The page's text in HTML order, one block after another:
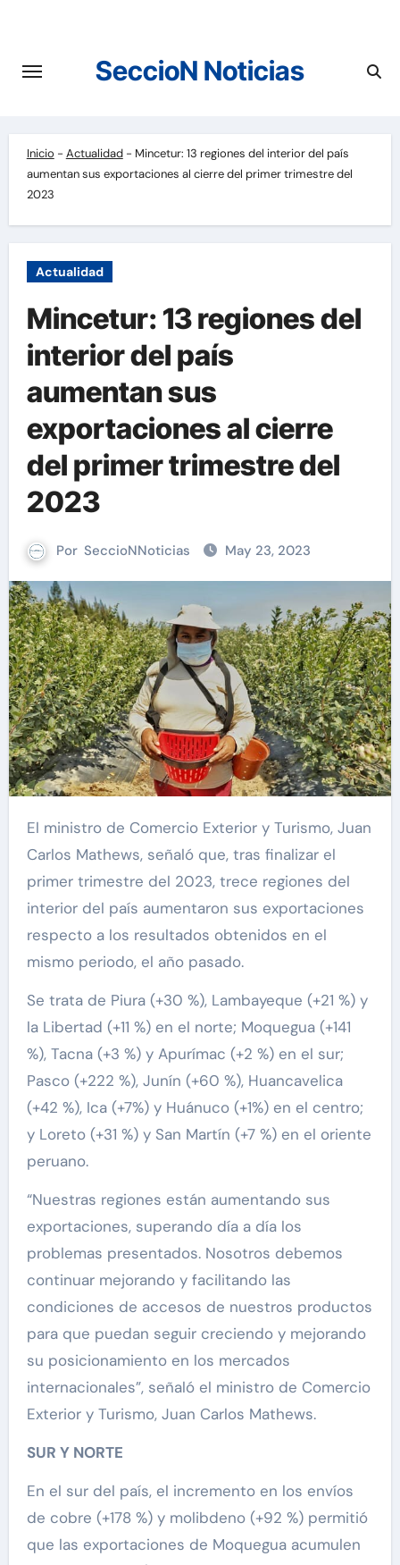
contenido
SeccioN Noticias
Inicio - Actualidad- Mincetur: 13 regiones del interior del país
aumentan sus exportaciones al cierre del primer trimestre del
2023
Actualidad
Mincetur: 13 regiones del
interior del país
aumentan sus
exportaciones al cierre
del primer trimestre del
2023
Por SeccioNNoticias May 23, 2023
El ministro de Comercio Exterior y Turismo, Juan
Carlos Mathews, señaló que, tras finalizar el
primer trimestre del 2023, trece regiones del
interior del país aumentaron sus exportaciones
respecto a los resultados obtenidos en el
mismo periodo, el año pasado.
Se trata de Piura (+30 %), Lambayeque (+21 %) y
la Libertad (+11 %) en el norte; Moquegua (+141
%), Tacna (+3 %) y Apurímac (+2 %) en el sur;
Pasco (+222 %), Junín (+60 %), Huancavelica
(+42 %), Ica (+7%) y Huánuco (+1%) en el centro;
y Loreto (+31 %) y San Martín (+7 %) en el oriente
peruano.
“Nuestras regiones están aumentando sus
exportaciones, superando día a día los
problemas presentados. Nosotros debemos
continuar mejorando y facilitando las
condiciones de accesos de nuestros productos
para que puedan seguir creciendo y mejorando
su posicionamiento en los mercados
internacionales”, señaló el ministro de Comercio
Exterior y Turismo, Juan Carlos Mathews.
SUR Y NORTE
En el sur del país, el incremento en los envíos
de cobre (+178 %) y molibdeno (+92 %) permitió
que las exportaciones de Moquegua acumulen